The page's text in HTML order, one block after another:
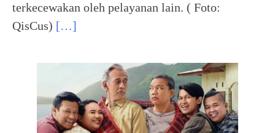
terkecewakan oleh pelayanan lain. ( Foto:
QisCus) […]